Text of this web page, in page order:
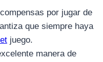
por jugar de
que siempre haya
juego.
manera de